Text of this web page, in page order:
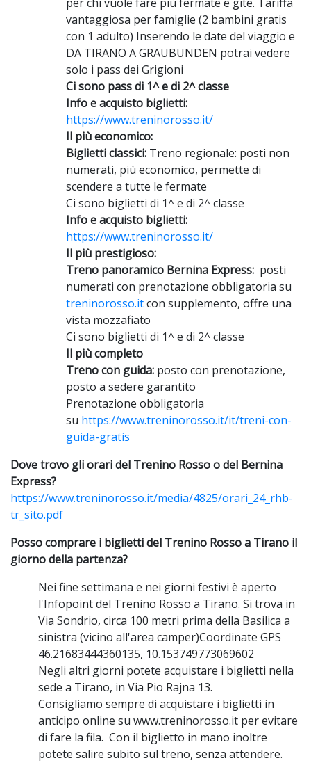
vantaggiosa per famiglie (2 bambini gratis
con 1 adulto) Inserendo le date del viaggio e
DA TIRANO A GRAUBUNDEN potrai vedere
solo i pass dei Grigioni
Ci sono pass di 1^ e di 2^ classe
Info e acquisto biglietti:
https://www.treninorosso.it/
Il più economico:
Biglietti classici: Treno regionale: posti non
numerati, più economico, permette di
scendere a tutte le fermate
Ci sono biglietti di 1^ e di 2^ classe
Info e acquisto biglietti:
https://www.treninorosso.it/
Il più prestigioso:
Treno panoramico Bernina Express: posti
numerati con prenotazione obbligatoria su
treninorosso.itcon supplemento, offre una
vista mozzafiato
Ci sono biglietti di 1^ e di 2^ classe
Il più completo
Treno con guida: posto con prenotazione,
posto a sedere garantito
Prenotazione obbligatoria
su https://www.treninorosso.it/it/treni-con-
guida-gratis
Dove trovo gli orari del Trenino Rosso o del Bernina
Express?
https://www.treninorosso.it/media/4825/orari_24_rhb-
tr_sito.pdf
Posso comprare i biglietti del Trenino Rosso a Tirano il
giorno della partenza?
Nei fine settimana e nei giorni festivi è aperto
l'Infopoint del Trenino Rosso a Tirano. Si trova in
Via Sondrio, circa 100 metri prima della Basilica a
sinistra (vicino all'area camper)Coordinate GPS
46.21683444360135, 10.153749773069602
Negli altri giorni potete acquistare i biglietti nella
sede a Tirano, in Via Pio Rajna 13.
Consigliamo sempre di acquistare i biglietti in
anticipo online su www.treninorosso.it per evitare
di fare la fila. Con il biglietto in mano inoltre
potete salire subito sul treno, senza attendere.